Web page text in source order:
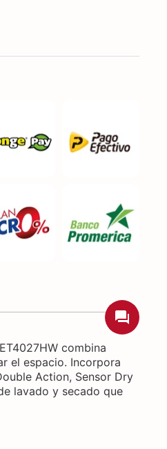
combina
el espacio. Incorpora
Action, Sensor Dry
lavado y secado que